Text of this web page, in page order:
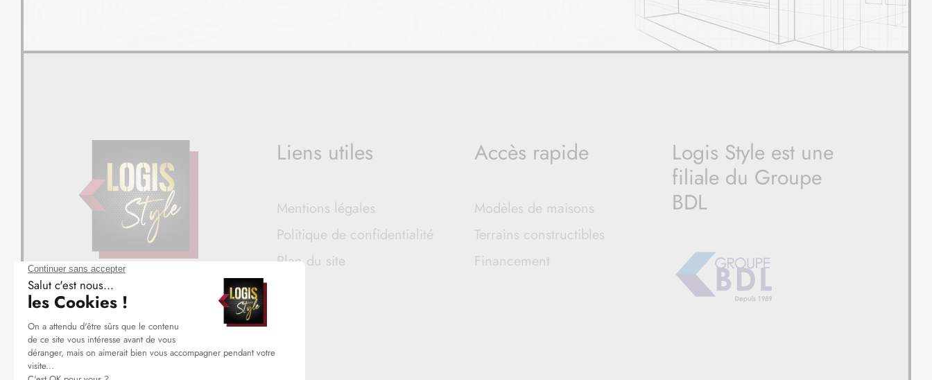
LOGIS STYLE
Constructeur de maisons
individuelles haut de gamme
Liens utiles
Mentions légales
Politique de confidentialité
Plan du site
Accès rapide
Modèles de maisons
Terrains constructibles
Financement
Logis Style est une
filiale du Groupe
BDL